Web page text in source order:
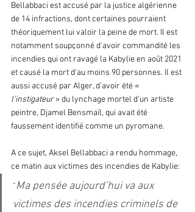
Bellabbaci est accusé par la justice algérienne
de 14 infractions, dont certaines pourraient
théoriquement lui valoir la peine de mort. Il est
notamment soupçonné d'avoir commandité les
incendies qui ont ravagé la Kabylie en août 2021
et causé la mort d'au moins 90 personnes. Il est
aussi accusé par Alger, d'avoir été «
l'instigateur » du lynchage mortel d'un artiste
peintre, Djamel Bensmaïl, qui avait été
faussement identifié comme un pyromane.
A ce sujet, Aksel Bellabbaci a rendu hommage,
ce matin aux victimes des incendies de Kabylie:
"Ma pensée aujourd’hui va aux
victimes des incendies criminels de